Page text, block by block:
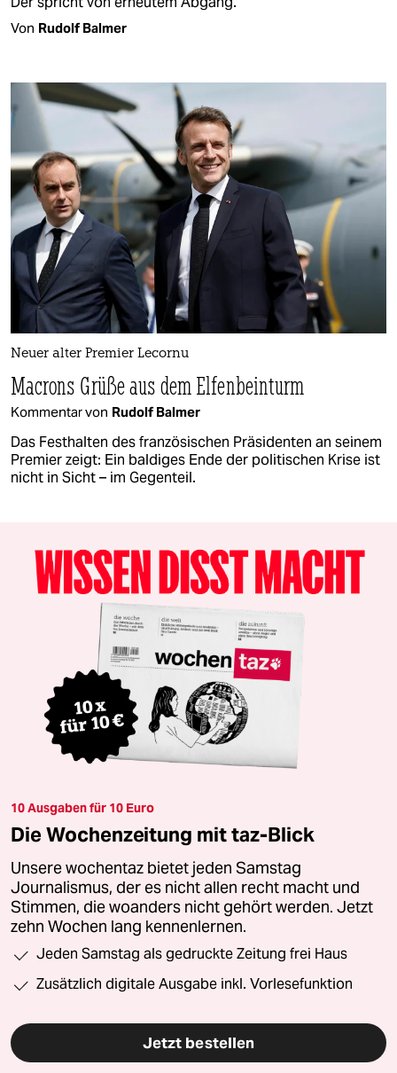
Von Rudolf Balmer
Neuer alter Premier Lecornu
Macrons Grüße aus dem Elfenbeinturm
Kommentar von Rudolf Balmer
Das Festhalten des französischen Präsidenten an seinem
Premier zeigt: Ein baldiges Ende der politischen Krise ist
nicht in Sicht – im Gegenteil.
10 Ausgaben für 10 Euro
Die Wochenzeitung mit taz-Blick
Unsere wochentaz bietet jeden Samstag
Journalismus, der es nicht allen recht macht und
Stimmen, die woanders nicht gehört werden. Jetzt
zehn Wochen lang kennenlernen.
Jeden Samstag als gedruckte Zeitung frei Haus
Zusätzlich digitale Ausgabe inkl. Vorlesefunktion
Jetzt bestellen